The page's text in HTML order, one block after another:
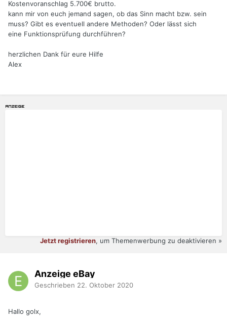
Kostenvoranschlag 5.700€ brutto.
kann mir von euch jemand sagen, ob das Sinn macht bzw. sein
muss? Gibt es eventuell andere Methoden? Oder lässt sich
eine Funktionsprüfung durchführen?
herzlichen Dank für eure Hilfe
Alex
Jetzt registrieren, um Themenwerbung zu deaktivieren »
Anzeige eBay
Geschrieben 22. Oktober 2020
Hallo golx,